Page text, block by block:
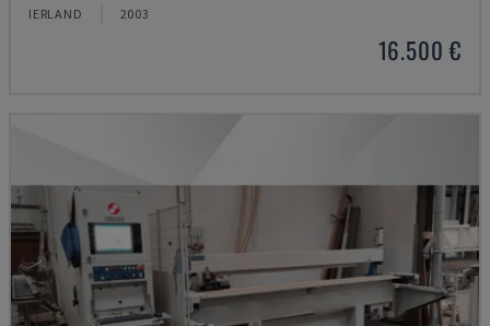
IERLAND 2003
16.500 €